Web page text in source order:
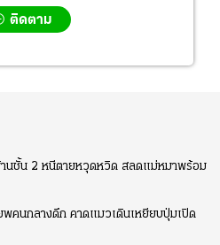
ติดตาม
านชั้น 2 หนีตายหวุดหวิด สลดแม่หมาพร้อม
คนกลางดึก คาดแมวเดินเหยียบปุ่มเปิด